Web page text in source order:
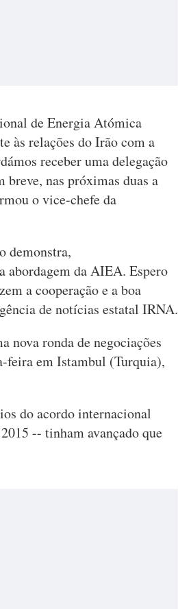
de Energia Atómica
às relações do Irão com a
receber uma delegação
nas próximas duas a
o vice-chefe da
demonstra,
abordagem da AIEA. Espero
a cooperação e a boa
de notícias estatal IRNA.
nova ronda de negociações
feira em Istambul (Turquia),
do acordo internacional
-- tinham avançado que